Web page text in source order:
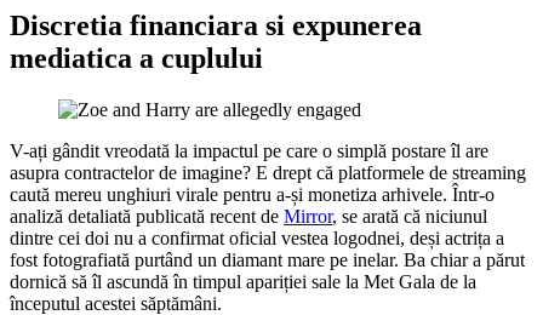
Discretia financiara si expunerea
mediatica a cuplului
V-ați gândit vreodată la impactul pe care o simplă postare îl are
asupra contractelor de imagine? E drept că platformele de streaming
caută mereu unghiuri virale pentru a-și monetiza arhivele. Într-o
analiză detaliată publicată recent de Mirror, se arată că niciunul
dintre cei doi nu a confirmat oficial vestea logodnei, deși actrița a
fost fotografiată purtând un diamant mare pe inelar. Ba chiar a părut
dornică să îl ascundă în timpul apariției sale la Met Gala de la
începutul acestei săptămâni.